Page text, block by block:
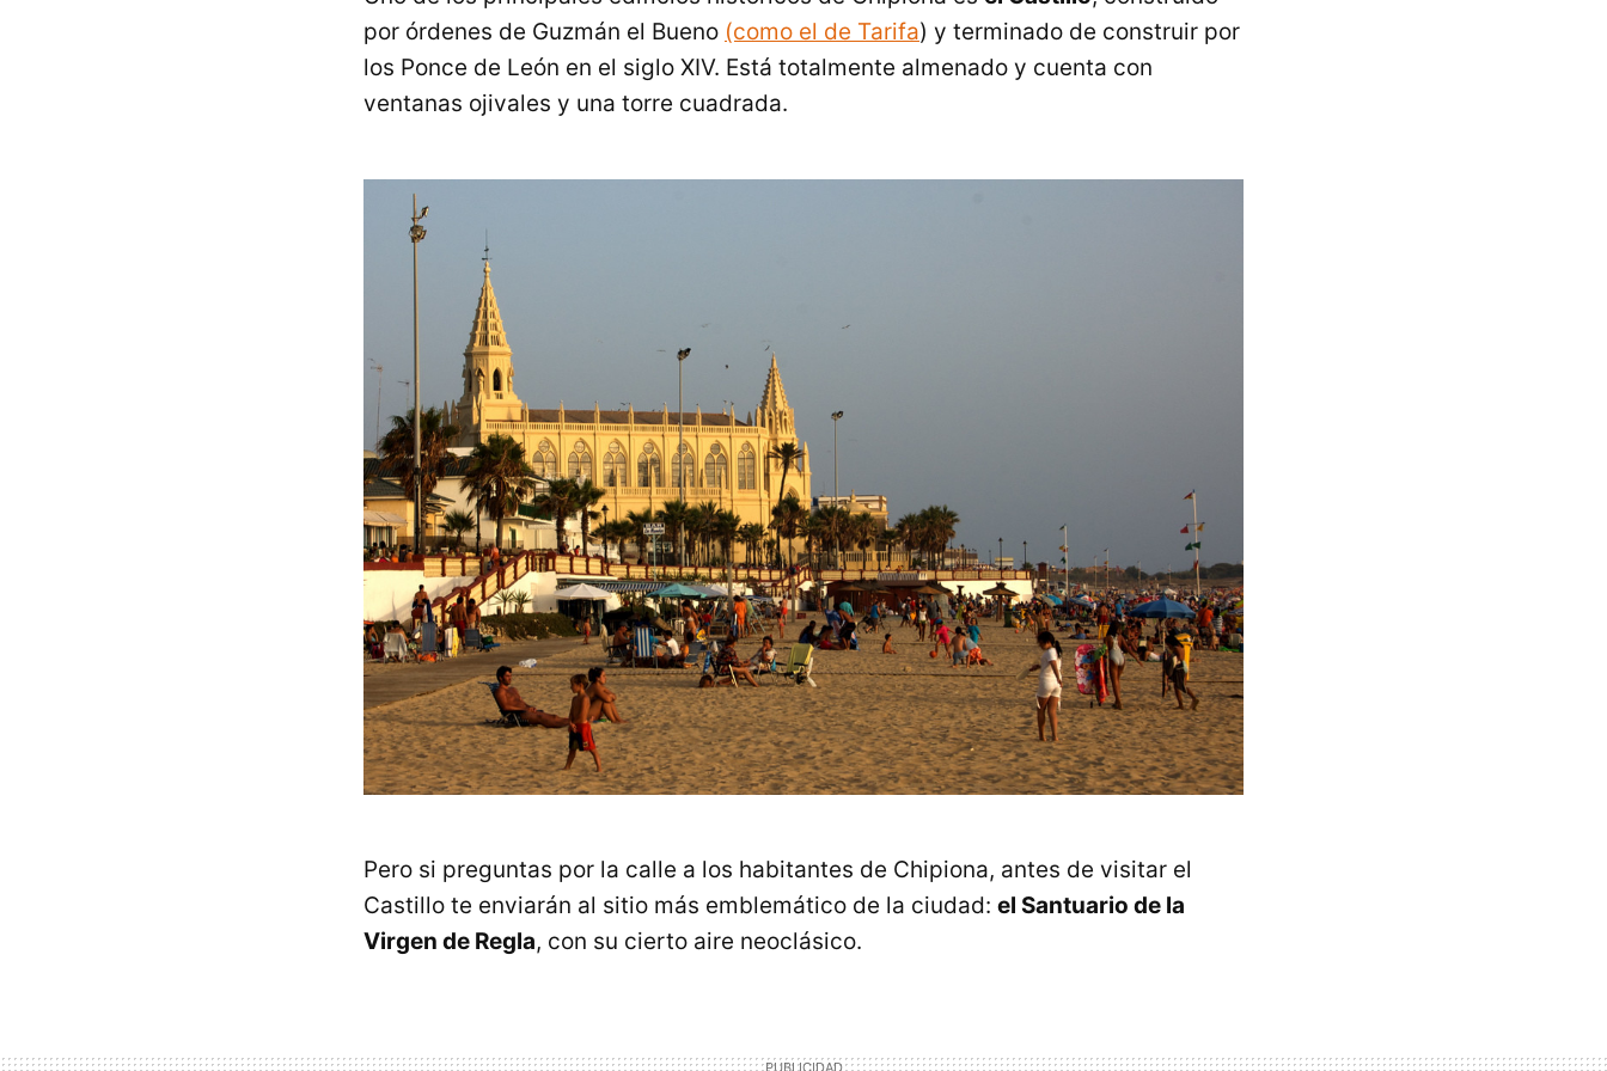
por órdenes de Guzmán el Bueno (como el de Tarifa) y terminado de construir por
los Ponce de León en el siglo XIV. Está totalmente almenado y cuenta con
ventanas ojivales y una torre cuadrada.
Pero si preguntas por la calle a los habitantes de Chipiona, antes de visitar el
Castillo te enviarán al sitio más emblemático de la ciudad: el Santuario de la
Virgen de Regla, con su cierto aire neoclásico.